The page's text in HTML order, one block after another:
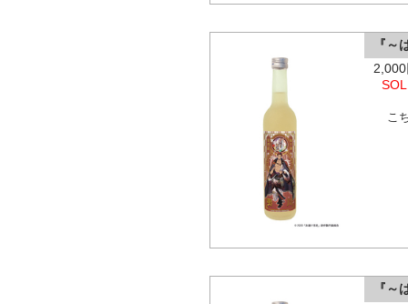
『
こ
『